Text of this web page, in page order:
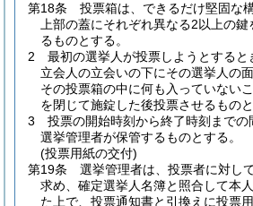
第18条
投票箱は、できるだけ堅固な
上部の蓋にそれぞれ異なる2以上の
るものとする。
2
最初の選挙人が投票しようとすると
立会人の立会いの下にその選挙人の
その投票箱の中に何も入っていない
を閉じて施錠した後投票させるものと
3
投票の開始時刻から終了時刻までの
選挙管理者が保管するものとする。
(投票用紙の交付)
第19条
選挙管理者は、投票者に対し
求め、確定選挙人名簿と照合して本
た上で、投票通知書と引換えに投票